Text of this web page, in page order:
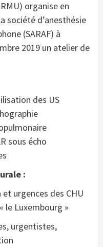
organise en
société d’anesthésie
(SARAF) à
2019 un atelier de
des US
sous écho
:
urgences des CHU
le Luxembourg »
urgentistes,